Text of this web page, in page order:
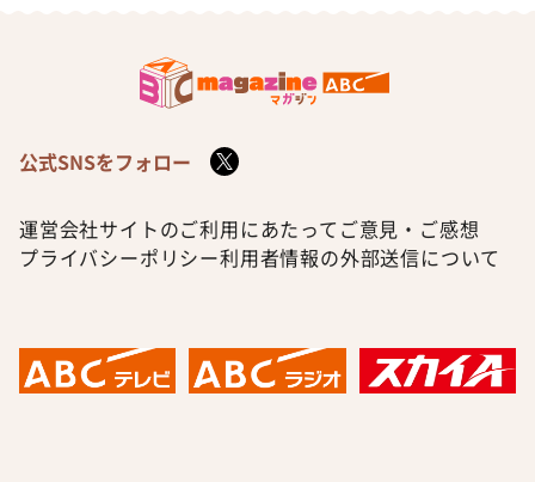
公式SNSをフォロー
運営会社サイトのご利用にあたって ご意見・ご感想
プライバシーポリシー利用者情報の外部送信について